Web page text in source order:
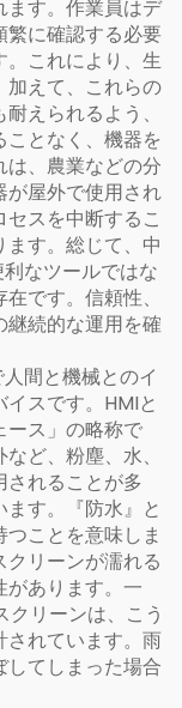
ます。作業員はデ
繁に確認する必要
。これにより、生
加えて、これらの
えられるよう、
となく、機器を
、農業などの分
が屋外で使用され
スを中断するこ
す。総じて、中
なツールではな
です。信頼性、
継続的な運用を確
間と機械とのイ
スです。HMIと
ース」の略称で
ど、粉塵、水、
れることが多
す。『防水』と
ことを意味しま
リーンが濡れる
があります。一
リーンは、こう
されています。雨
てしまった場合